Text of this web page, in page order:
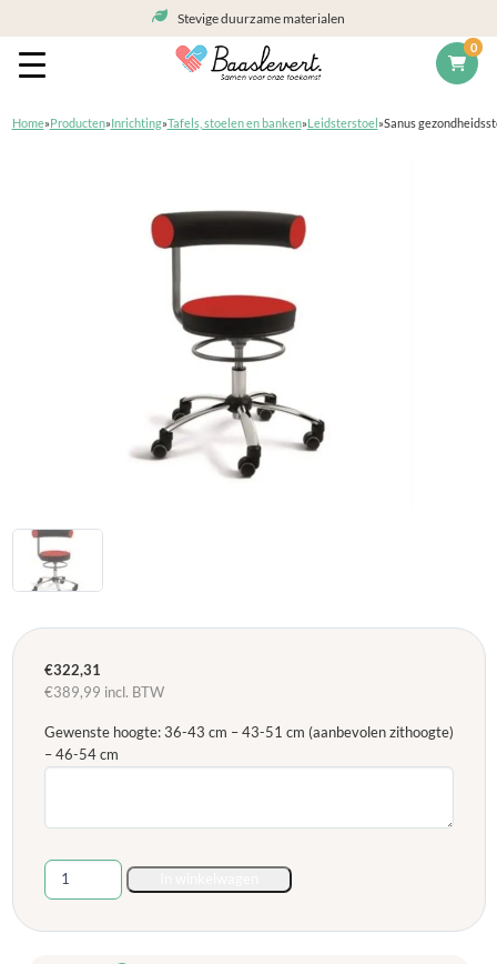
0
Stevige duurzame materialen
Home»Producten»Inrichting»Tafels, stoelen en banken»Leidsterstoel»Sanus
€322,31
€389,99 incl. BTW
Gewenste hoogte: 36-43 cm – 43-51 cm (aanbevolen zithoogte)
– 46-54 cm
Sanus
gezondheidsstoel,
kunstleer